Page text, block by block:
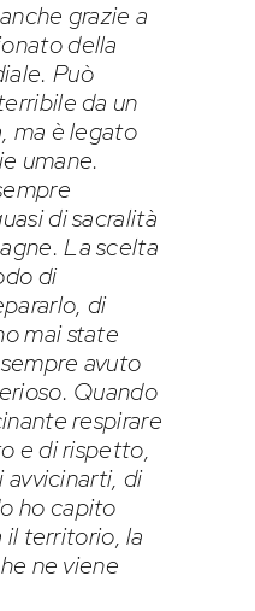
grazie a
della
Può
da un
ma è legato
umane.
di sacralità
La scelta
di
di
mai state
avuto
Quando
respirare
e di rispetto,
avvicinarti, di
ho capito
il territorio, la
ne viene